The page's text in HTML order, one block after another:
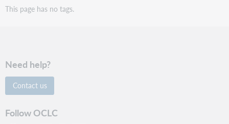
This page has no tags.
Need help?
Contact us
Follow OCLC